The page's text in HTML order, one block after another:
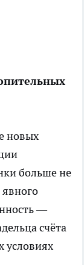
новых
больше не
явного
—
счёта
условиях